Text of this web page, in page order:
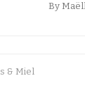
By
& Miel